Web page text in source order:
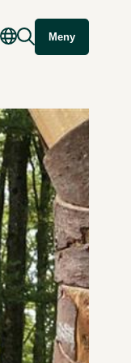
Meny